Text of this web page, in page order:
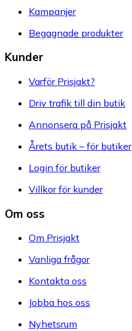
Kampanjer
Begagnade produkter
Kunder
Varför Prisjakt?
Driv trafik till din butik
Annonsera på Prisjakt
Årets butik – för butiker
Login för butiker
Villkor för kunder
Om oss
Om Prisjakt
Vanliga frågor
Kontakta oss
Jobba hos oss
Nyhetsrum